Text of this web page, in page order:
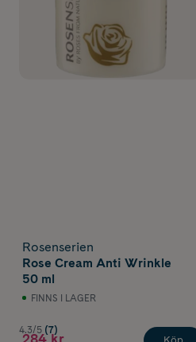
Rosenserien
Rose Cream Anti Wrinkle
50 ml
FINNS I LAGER
4.3/5 (7)
284 kr